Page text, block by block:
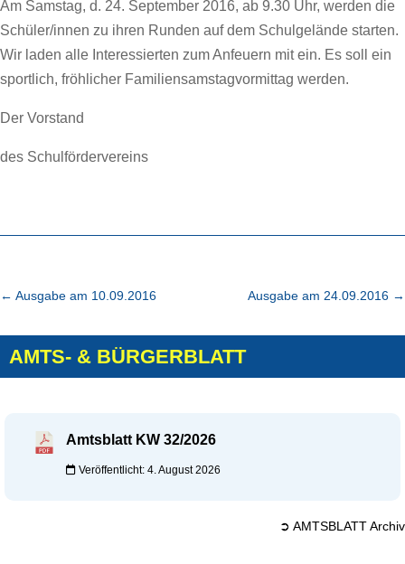
Am Samstag, d. 24. September 2016, ab 9.30 Uhr, werden die
Schüler/innen zu ihren Runden auf dem Schulgelände starten.
Wir laden alle Interessierten zum Anfeuern mit ein. Es soll ein
sportlich, fröhlicher Familiensamstagvormittag werden.
Der Vorstand
des Schulfördervereins
← Ausgabe am 10.09.2016 Ausgabe am 24.09.2016 →
AMTS- & BÜRGERBLATT
Amtsblatt KW 32/2026
Veröffentlicht: 4. August 2026
➲ AMTSBLATT Archiv